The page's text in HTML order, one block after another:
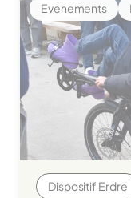
pour
les
à
la
Evenements
Dispositif Erdre